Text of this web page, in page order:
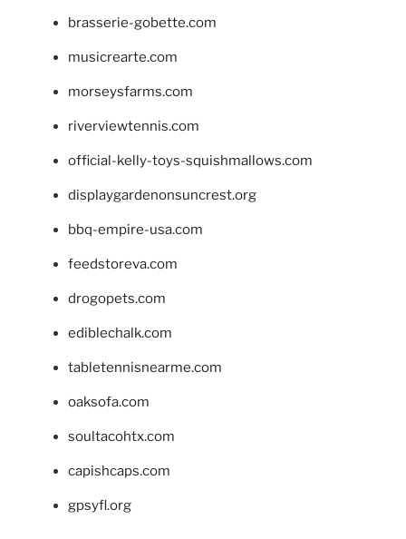
brasserie-gobette.com
musicrearte.com
morseysfarms.com
riverviewtennis.com
official-kelly-toys-squishmallows.com
displaygardenonsuncrest.org
bbq-empire-usa.com
feedstoreva.com
drogopets.com
ediblechalk.com
tabletennisnearme.com
oaksofa.com
soultacohtx.com
capishcaps.com
gpsyfl.org